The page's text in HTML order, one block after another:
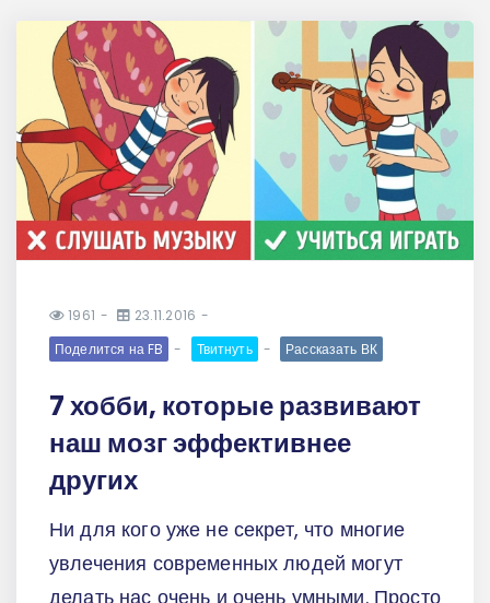
1961
23.11.2016
Поделится на FB
Твитнуть Рассказать ВК
7 хобби, которые развивают
наш мозг эффективнее
других
Ни для кого уже не секрет, что многие
увлечения современных людей могут
делать нас очень и очень умными. Просто